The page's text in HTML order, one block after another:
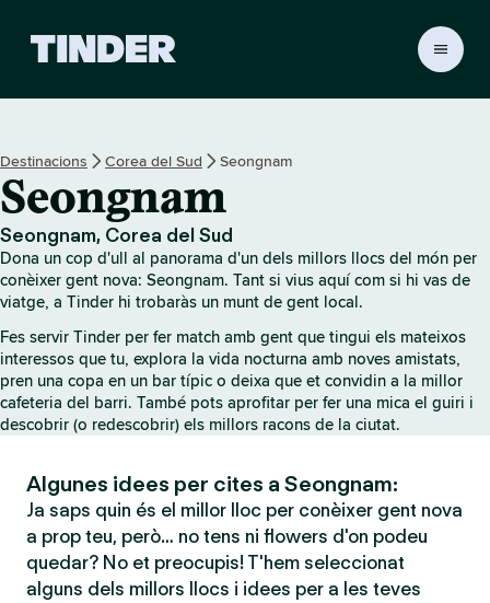
r
n
i
c
i
Destinacions Corea del Sud Seongnam
Seongnam
Seongnam, Corea del Sud
Dona un cop d'ull al panorama d'un dels millors llocs del món per
conèixer gent nova: Seongnam. Tant si vius aquí com si hi vas de
viatge, a Tinder hi trobaràs un munt de gent local.
Fes servir Tinder per fer match amb gent que tingui els mateixos
interessos que tu, explora la vida nocturna amb noves amistats,
pren una copa en un bar típic o deixa que et convidin a la millor
cafeteria del barri. També pots aprofitar per fer una mica el guiri i
descobrir (o redescobrir) els millors racons de la ciutat.
Algunes idees per cites a Seongnam:
Ja saps quin és el millor lloc per conèixer gent nova
a prop teu, però… no tens ni flowers d'on podeu
quedar? No et preocupis! T'hem seleccionat
alguns dels millors llocs i idees per a les teves